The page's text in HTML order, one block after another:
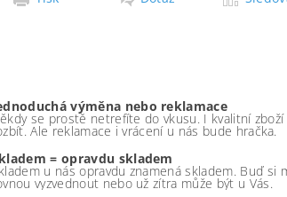
výměna nebo reklamace
se prostě netrefíte do vkusu. I kvalitní zboží
Ale reklamace i vrácení u nás bude hračka.
= opravdu skladem
u nás opravdu znamená skladem. Buď si
vyzvednout nebo už zítra může být u Vás.